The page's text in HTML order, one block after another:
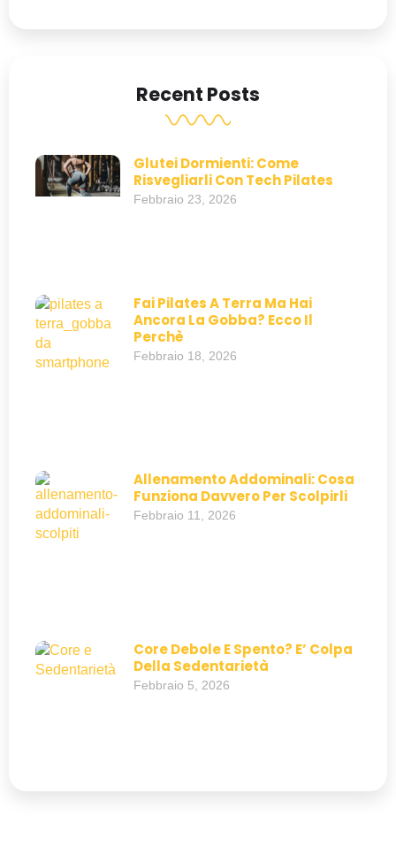
Recent Posts
Glutei Dormienti: Come
Risvegliarli Con Tech Pilates
Febbraio 23, 2026
Fai Pilates A Terra Ma Hai
Ancora La Gobba? Ecco Il
Perchè
Febbraio 18, 2026
Allenamento Addominali: Cosa
Funziona Davvero Per Scolpirli
Febbraio 11, 2026
Core Debole E Spento? E’ Colpa
Della Sedentarietà
Febbraio 5, 2026